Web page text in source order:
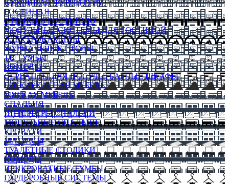
КУХОННАЯ ФУРНИТУРА
ГОСТИНАЯ
СТЕНКИ В ГОСТИНУЮ
МОДУЛЬНЫЕ СИСТЕМЫ ДЛЯ ГОСТИНОЙ
ЭЛЕКТРОКАМИНЫ
ЖУРНАЛЬНЫЕ СТОЛЫ
ТВ ТУМБЫ
КОМОДЫ
СЕРВАНТЫ ДЛЯ ПОСУДЫ, БАРНЫЕ ШКАФЫ
БЕСКАРКАСНАЯ МЕБЕЛЬ
МЯГКАЯ МЕБЕЛЬ
СПАЛЬНЯ
ИНТЕРЬЕРЫ СПАЛЬНИ
МОДУЛЬНЫЕ СПАЛЬНИ
КРОВАТИ
МАТРАСЫ
ТУАЛЕТНЫЕ СТОЛИКИ
КОМОДЫ
ПРИКРОВАТНЫЕ ТУМБЫ
ГАРДЕРОБНЫЕ СИСТЕМЫ